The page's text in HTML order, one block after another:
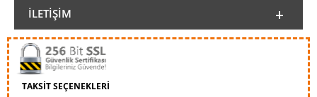
İLETIŞIM
TAKSİT SEÇENEKLERİ